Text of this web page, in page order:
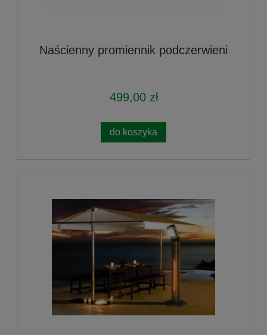
Naścienny promiennik podczerwieni
499,00 zł
do koszyka